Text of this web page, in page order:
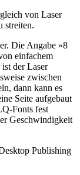
von Laser
streiten.
Die Angabe »8
einfachem
der Laser
zwischen
dann kann es
Seite aufgebaut
Fonts fest
Geschwindigkeit
Publishing